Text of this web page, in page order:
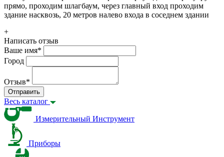
прямо, проходим шлагбаум, через главный вход проходим
здание насквозь, 20 метров налево входа в соседнем здании
+
Написать отзыв
Ваше имя*
Город
Отзыв*
Отправить
Весь каталог
Измерительный Инструмент
Приборы